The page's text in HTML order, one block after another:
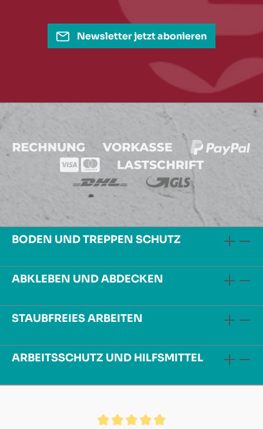
Newsletter jetzt abonieren
BODEN UND TREPPEN SCHUTZ
ABKLEBEN UND ABDECKEN
STAUBFREIES ARBEITEN
ARBEITSSCHUTZ UND HILFSMITTEL